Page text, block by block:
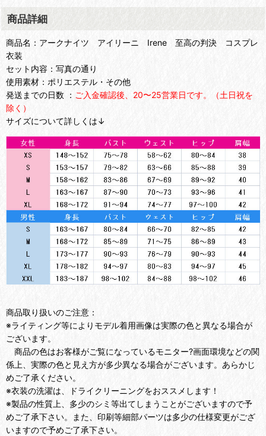
商品詳細
商品名：アークナイツ アイリーニ Irene 至高の判決 コスプレ
衣装
セット内容：写真の通り
使用素材：ポリエステル・その他
発送までの日数 ： ご入金確認後、20〜25営業日です。（土日祝を
除く）
サイズについて詳しくは↓
商品取り扱いのご注意：
※ライティング等によりモデル着用画像は実際の色と異なる場合が
ございます。
商品の色はお客様がご覧になっているモニター?画面環境などの関
係上、実際の色と見え方が多少異なる場合がございます。あらかじ
めご了承ください。
※衣装の洗濯は、ドライクリーニングをおススメします！
※製品の性質上、多少のシミ等出てしまうことがございますので予
めご了承下さい。また、印刷等細部パーツは多少の仕様変更がござ
いますので予めご了承下さい。